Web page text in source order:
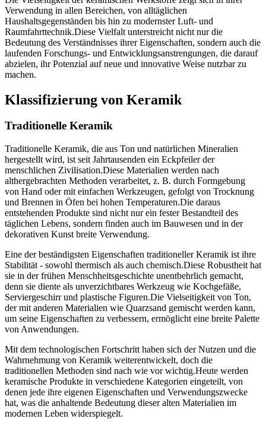
Verwendung in allen Bereichen, von alltäglichen
Haushaltsgegenständen bis hin zu modernster Luft- und
Raumfahrttechnik.Diese Vielfalt unterstreicht nicht nur die
Bedeutung des Verständnisses ihrer Eigenschaften, sondern auch die
laufenden Forschungs- und Entwicklungsanstrengungen, die darauf
abzielen, ihr Potenzial auf neue und innovative Weise nutzbar zu
machen.
Klassifizierung von Keramik
Traditionelle Keramik
Traditionelle Keramik, die aus Ton und natürlichen Mineralien
hergestellt wird, ist seit Jahrtausenden ein Eckpfeiler der
menschlichen Zivilisation.Diese Materialien werden nach
althergebrachten Methoden verarbeitet, z. B. durch Formgebung
von Hand oder mit einfachen Werkzeugen, gefolgt von Trocknung
und Brennen in Öfen bei hohen Temperaturen.Die daraus
entstehenden Produkte sind nicht nur ein fester Bestandteil des
täglichen Lebens, sondern finden auch im Bauwesen und in der
dekorativen Kunst breite Verwendung.
Eine der beständigsten Eigenschaften traditioneller Keramik ist ihre
Stabilität - sowohl thermisch als auch chemisch.Diese Robustheit hat
sie in der frühen Menschheitsgeschichte unentbehrlich gemacht,
denn sie diente als unverzichtbares Werkzeug wie Kochgefäße,
Serviergeschirr und plastische Figuren.Die Vielseitigkeit von Ton,
der mit anderen Materialien wie Quarzsand gemischt werden kann,
um seine Eigenschaften zu verbessern, ermöglicht eine breite Palette
von Anwendungen.
Mit dem technologischen Fortschritt haben sich der Nutzen und die
Wahrnehmung von Keramik weiterentwickelt, doch die
traditionellen Methoden sind nach wie vor wichtig.Heute werden
keramische Produkte in verschiedene Kategorien eingeteilt, von
denen jede ihre eigenen Eigenschaften und Verwendungszwecke
hat, was die anhaltende Bedeutung dieser alten Materialien im
modernen Leben widerspiegelt.